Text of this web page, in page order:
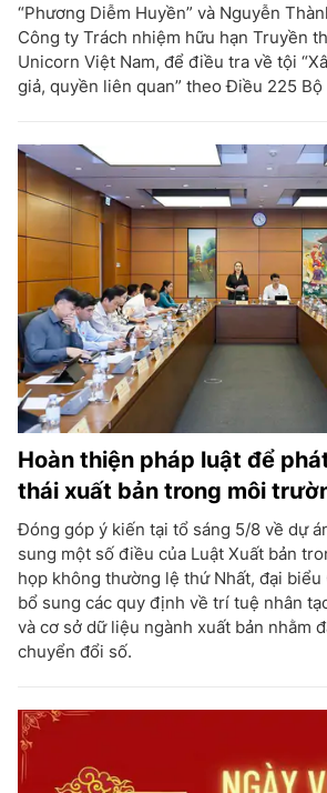
“Phương Diễm Huyền” và Nguyễn
Công ty Trách nhiệm hữu hạn Truyền
Unicorn Việt Nam, để điều tra về tội
giả, quyền liên quan” theo Điều 225 Bộ
Hoàn thiện pháp luật để
thái xuất bản trong môi
Đóng góp ý kiến tại tổ sáng 5/8 về dự
sung một số điều của Luật Xuất bản
họp không thường lệ thứ Nhất, đại biểu
bổ sung các quy định về trí tuệ nhân
và cơ sở dữ liệu ngành xuất bản nhằm
chuyển đổi số.